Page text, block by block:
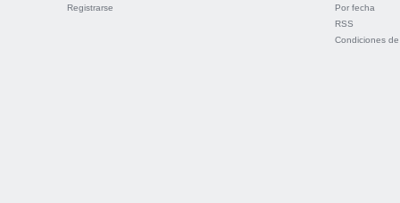
Registrarse
Por fecha
RSS
Condiciones